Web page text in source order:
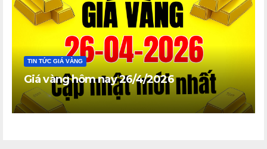
TIN TỨC GIÁ VÀNG
Giá vàng hôm nay 26/4/2026